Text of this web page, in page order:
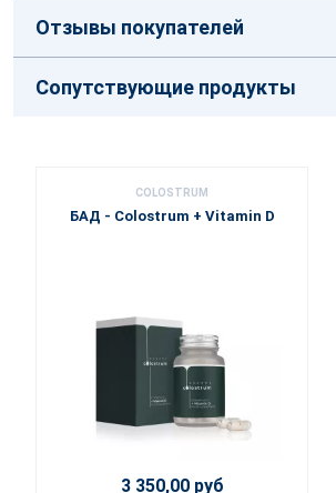
Отзывы покупателей
Сопутствующие продукты
COLOSTRUM
БАД - Colostrum + Vitamin D
3 350,00 руб